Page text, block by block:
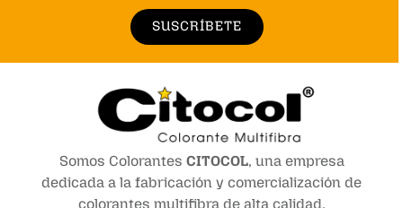
SUSCRÍBETE
Somos Colorantes CITOCOL, una empresa
dedicada a la fabricación y comercialización de
colorantes multifibra de alta calidad.